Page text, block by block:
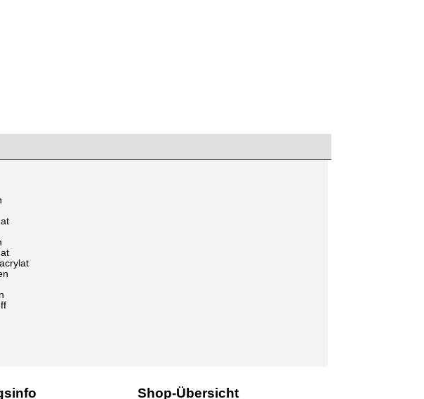
Shop-Übersicht